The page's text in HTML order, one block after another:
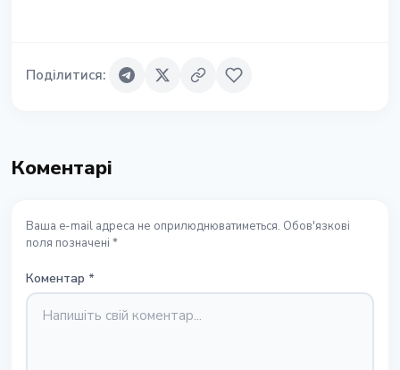
Поділитися:
Коментарі
Ваша e-mail адреса не оприлюднюватиметься. Обов'язкові
поля позначені *
Коментар *